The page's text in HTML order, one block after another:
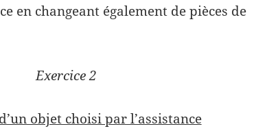
en changeant également de pièces de
Exercice 2
objet choisi par l’assistance